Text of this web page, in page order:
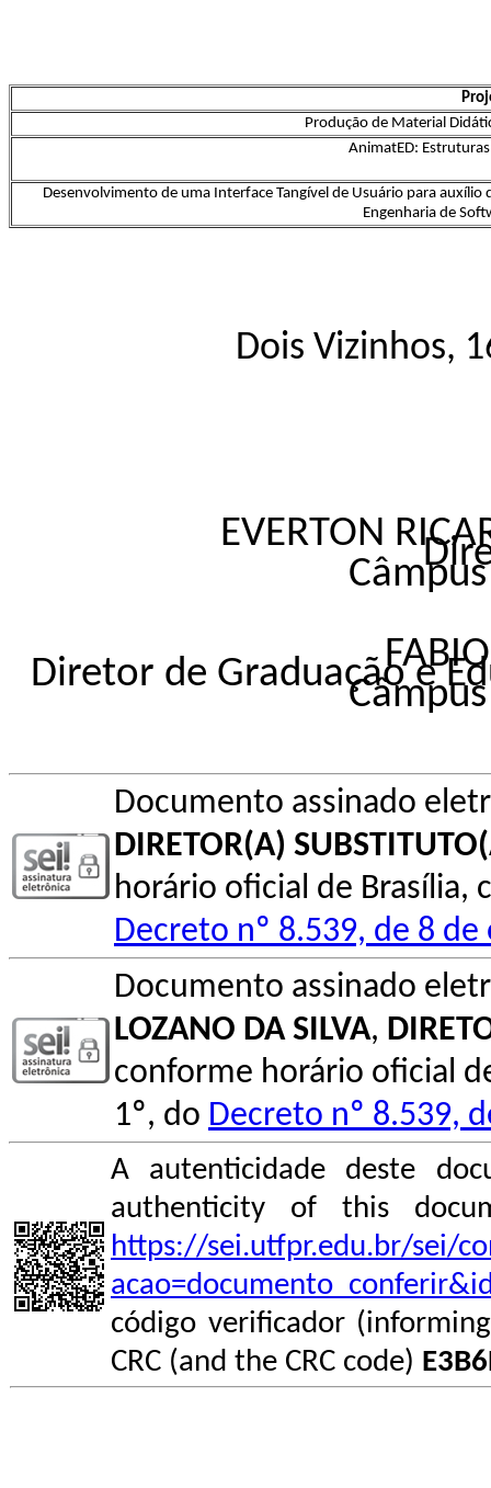
Produção de Material
AnimatED:
Desenvolvimento de uma Interface Tangível de Usuário para
Engenharia de
Dois Vizinhos,
EVERTON
Diretor de Graduação e
Documento assinado
DIRETOR(A)
horário oficial de Brasília,
Decreto nº 8.539, de 8
Documento assinado
LOZANO DA SILVA,
conforme horário oficial
1º, do Decreto nº 8.539,
A autenticidade deste
authenticity of this
https://sei.utfpr.edu.br/sei/
código verificador
CRC (and the CRC code)